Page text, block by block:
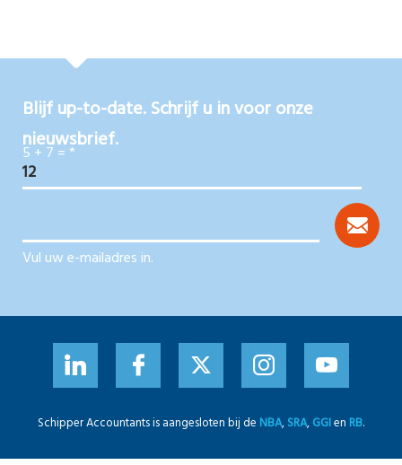
Blijf up-to-date. Schrijf u in voor onze
nieuwsbrief.
5 + 7 = *
Vul uw e-mailadres in.
Schipper Accountants is aangesloten bij de NBA,SRA,GGIen RB.